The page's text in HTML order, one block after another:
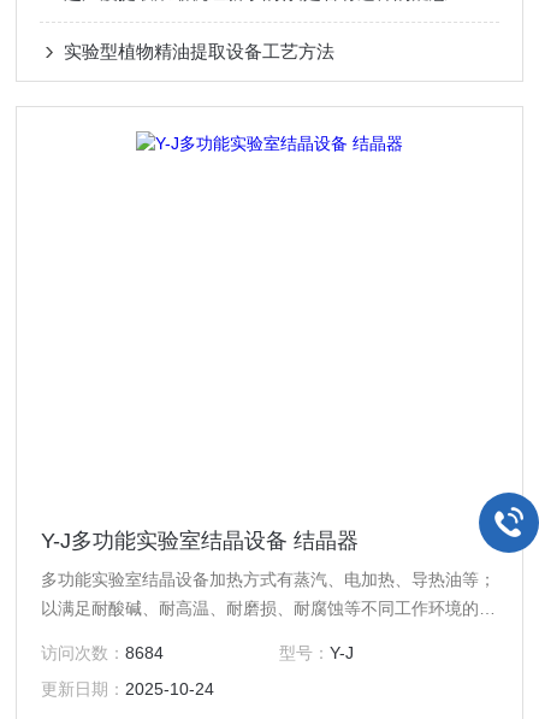
实验型植物精油提取设备工艺方法
Y-J多功能实验室结晶设备 结晶器
多功能实验室结晶设备加热方式有蒸汽、电加热、导热油等；
以满足耐酸碱、耐高温、耐磨损、耐腐蚀等不同工作环境的工
要求进行设计、制造。
访问次数：8684 型号： Y-J
更新日期： 2025-10-24